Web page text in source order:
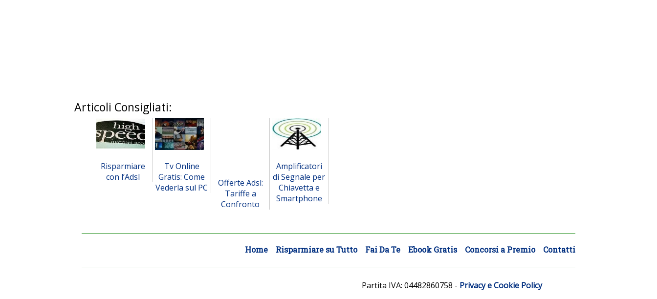
Articoli Consigliati:
Risparmiare
con l’Adsl
Tv Online
Gratis: Come
Vederla sul PC
Offerte Adsl:
Tariffe a
Confronto
Amplificatori
di Segnale per
Chiavetta e
Smartphone
Home Risparmiare su Tutto Fai Da Te Ebook Gratis Concorsi a Premio Contatti
Partita IVA: 04482860758 - Privacy e Cookie Policy